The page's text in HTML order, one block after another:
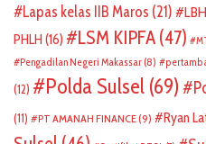
Lapas kelas IIB Maros (21)
PHLH (16) LSM KIPFA (47)
Pengadilan Negeri Makassar (8)
(12)
Polda Sulsel (69)
(11)
PT AMANAH FINANCE(9) Ryan